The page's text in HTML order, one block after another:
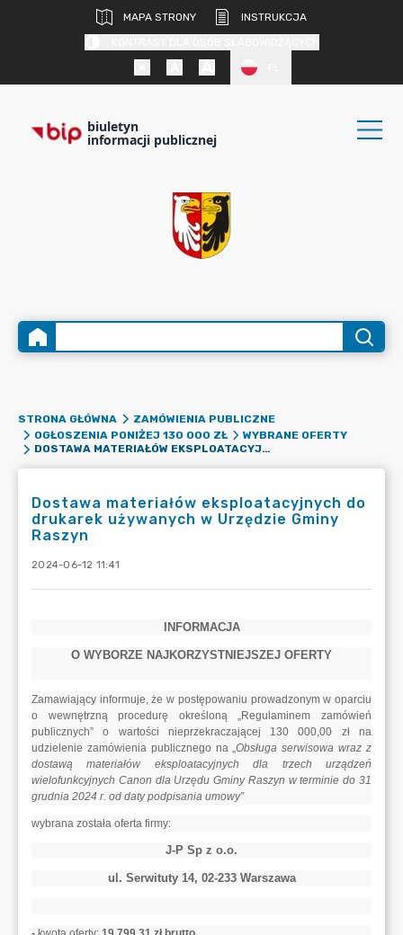
MAPA STRONY
INSTRUKCJA
biuletyn
informacji publicznej
STRONA GŁÓWNA
ZAMÓWIENIA PUBLICZNE
OGŁOSZENIA PONIŻEJ 130 000 ZŁ
WYBRANE OFERTY
DOSTAWA MATERIAŁÓW EKSPLOATACYJNYCH DO DRUKAREK UŻYWANYCH W URZĘDZIE GMINY RASZYN
Dostawa materiałów eksploatacyjnych do
drukarek używanych w Urzędzie Gminy
Raszyn
2024-06-12 11:41